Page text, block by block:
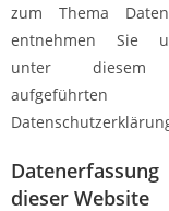
zum Thema
entnehmen Sie
unter diesem
aufgeführten
dieser Website